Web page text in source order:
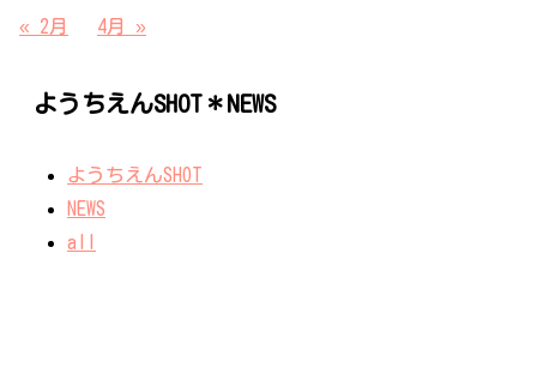
« 2月 4月 »
ようちえんSHOT＊NEWS
ようちえんSHOT
NEWS
all